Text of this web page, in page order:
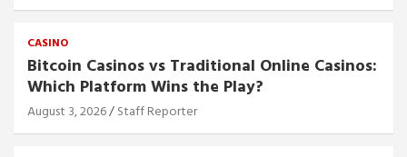
CASINO
Bitcoin Casinos vs Traditional Online Casinos:
Which Platform Wins the Play?
August 3, 2026 Staff Reporter